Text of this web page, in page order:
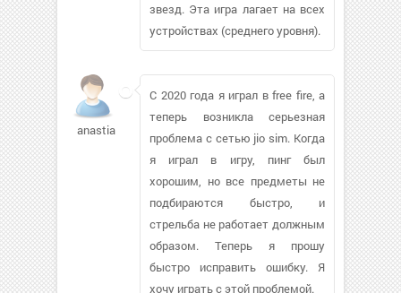
звезд. Эта игра лагает на всех
устройствах (среднего уровня).
anastiav
С 2020 года я играл в free fire, а
теперь возникла серьезная
проблема с сетью jio sim. Когда
я играл в игру, пинг был
хорошим, но все предметы не
подбираются быстро, и
стрельба не работает должным
образом. Теперь я прошу
быстро исправить ошибку. Я
хочу играть с этой проблемой.